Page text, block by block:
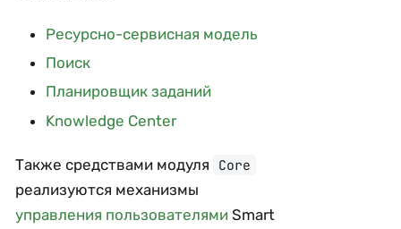
Ресурсно-сервисная модель
Поиск
Планировщик заданий
Knowledge Center
Также средствами модуля Core
реализуются механизмы
управления пользователями Smart